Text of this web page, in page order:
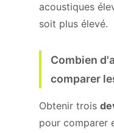
acoustiques
soit plus élevé.
Combien
comparer
Obtenir trois
pour comparer